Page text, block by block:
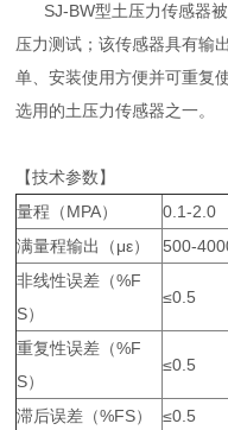
SJ-BW型土压力传感器被
压力测试；该传感器具有输
单、安装使用方便并可重复
选用的土压力传感器之一。
【技术参数】
量程（MPA）
0.1-2.0
满量程输出（με）
500-
非线性误差（%F
S）
≤0.5
重复性误差（%F
S）
≤0.5
滞后误差（%FS）
≤0.5